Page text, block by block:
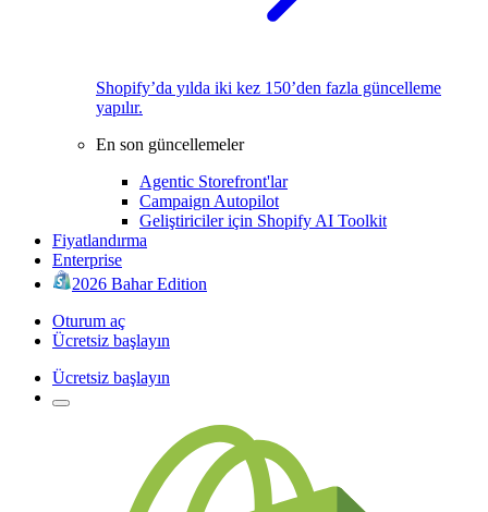
Shopify’da yılda iki kez 150’den fazla güncelleme
yapılır.
En son güncellemeler
Agentic Storefront'lar
Campaign Autopilot
Geliştiriciler için Shopify AI Toolkit
Fiyatlandırma
Enterprise
2026 Bahar Edition
Oturum aç
Ücretsiz başlayın
Ücretsiz başlayın